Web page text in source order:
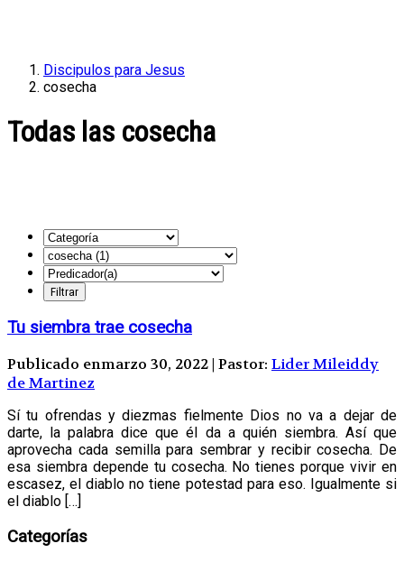
Discipulos para Jesus
cosecha
Todas las cosecha
Tu siembra trae cosecha
Publicado enmarzo 30, 2022 | Pastor: Lider Mileiddy
de Martinez
Sí tu ofrendas y diezmas fielmente Dios no va a dejar de
darte, la palabra dice que él da a quién siembra. Así que
aprovecha cada semilla para sembrar y recibir cosecha. De
esa siembra depende tu cosecha. No tienes porque vivir en
escasez, el diablo no tiene potestad para eso. Igualmente si
el diablo […]
Categorías